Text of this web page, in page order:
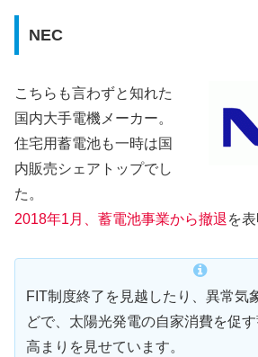
NEC
こちらも言わずと知れた
国内大手電機メーカー。
住宅用蓄電池も一時は国
内販売シェアトップでし
た。
2018年1月、蓄電池事業から撤退 を表
FIT制度終了を見越したり、異常気
どで、太陽光発電の自家消費を促
高まりを見せています。